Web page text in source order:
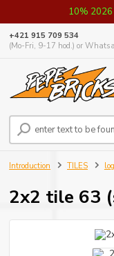
10% 2026
+421 915 709 534
(Mo-Fri, 9-17 hod.) or
Introduction TILES
2x2 tile 63